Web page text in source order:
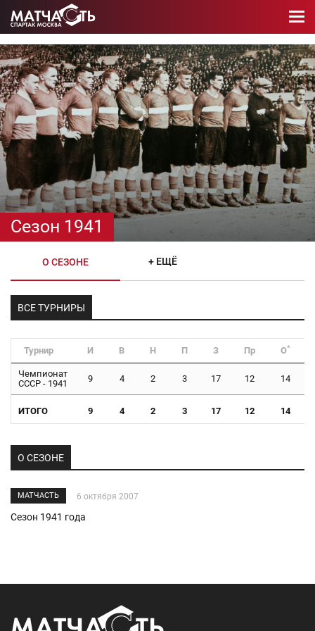
Сезон 1941
О СЕЗОНЕ + ЕЩЁ
ВСЕ ТУРНИРЫ
Турнир И В Н П З Пр О*
Чемпионат
СССР - 1941
9 4 2 3 17 12 14
ИТОГО 9 4 2 3 17 12 14
О СЕЗОНЕ
МАТЧАСТЬ 6 октября 2007
Сезон 1941 года